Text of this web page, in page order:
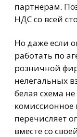
партнерам.
НДС со всей
Но даже если
работать по
розничной
нелегальных
белая схема
комиссионное
перечисляет
вместе со